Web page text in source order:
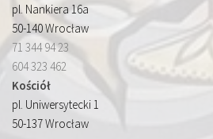
pl. Nankiera 16a
50-140 Wrocław
71 344 94 23
604 323 462
Kościół
pl. Uniwersytecki 1
50-137 Wrocław